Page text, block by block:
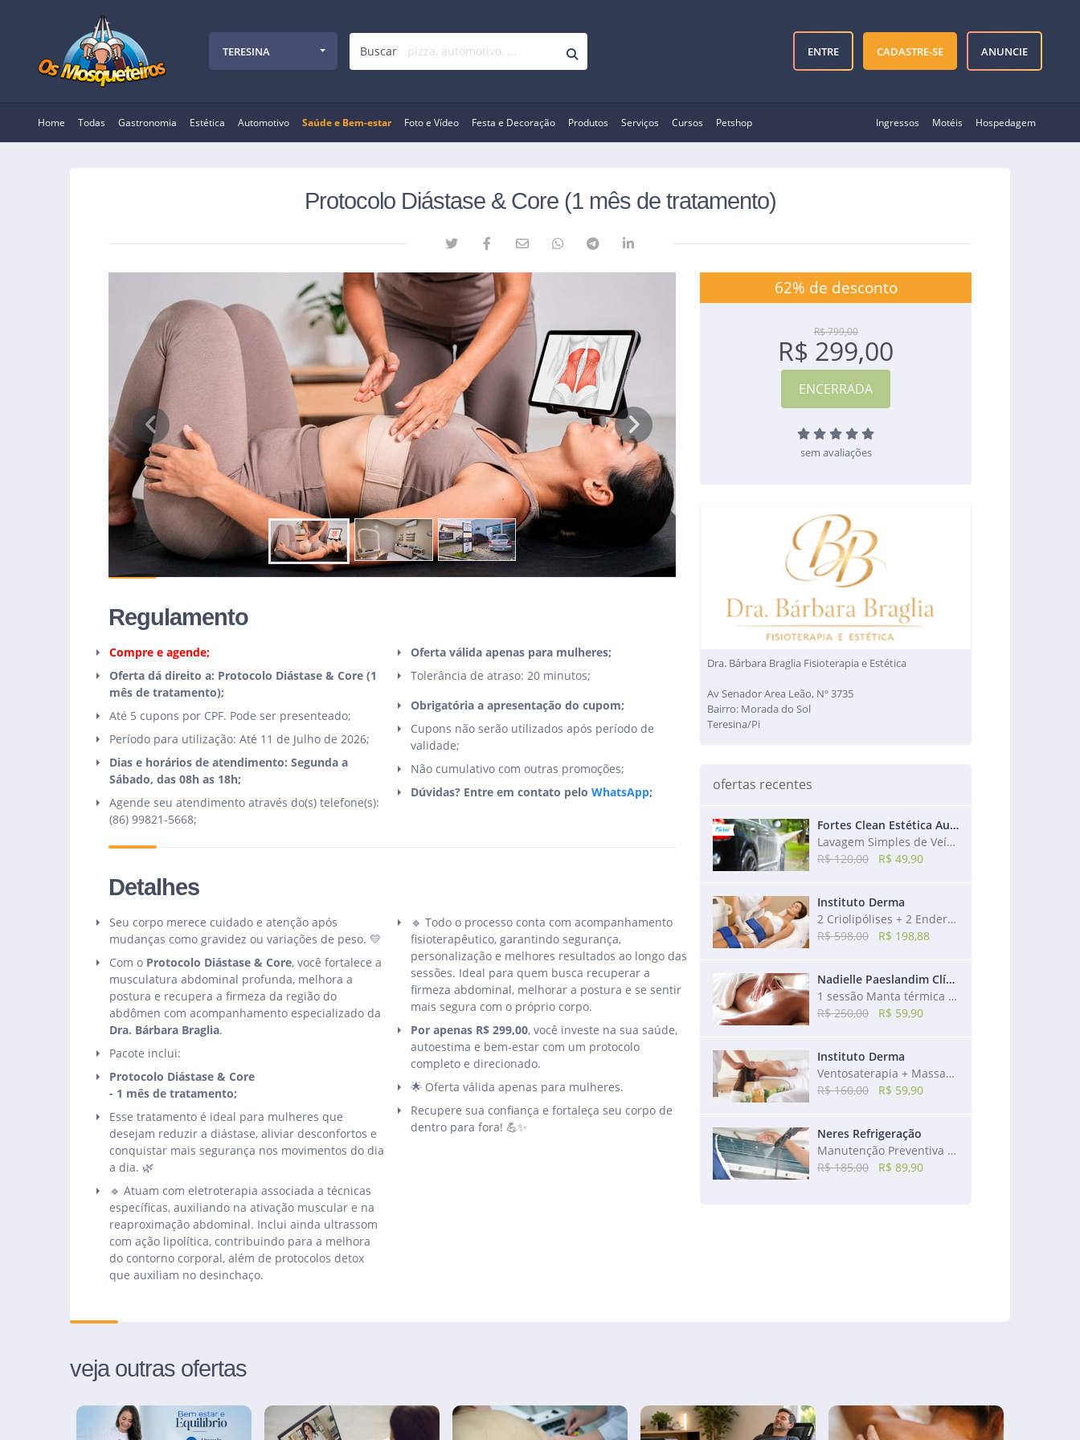
TERESINA Buscar ENTRE CADASTRE-SE ANUNCIE
Home Todas Gastronomia Estética Automotivo Saúde e Bem-estar Foto e Vídeo Festa e Decoração Produtos Serviços Cursos Petshop Ingressos Motéis Hospedagem
Protocolo Diástase & Core (1 mês de tratamento)
Previous Next
Regulamento
Compre e agende;
Oferta dá direito a: Protocolo Diástase & Core (1
mês de tratamento);
Até 5 cupons por CPF. Pode ser presenteado;
Período para utilização: Até 11 de Julho de 2026;
Dias e horários de atendimento: Segunda a
Sábado, das 08h as 18h;
Agende seu atendimento através do(s) telefone(s):
(86) 99821-5668;
Oferta válida apenas para mulheres;
Tolerância de atraso: 20 minutos;
Obrigatória a apresentação do cupom;
Cupons não serão utilizados após período de
validade;
Não cumulativo com outras promoções;
Dúvidas? Entre em contato pelo WhatsApp;
Detalhes
Seu corpo merece cuidado e atenção após
mudanças como gravidez ou variações de peso. 💛
Com o Protocolo Diástase & Core, você fortalece a
musculatura abdominal profunda, melhora a
postura e recupera a firmeza da região do
abdômen com acompanhamento especializado da
Dra. Bárbara Braglia.
Pacote inclui:
Protocolo Diástase & Core
- 1 mês de tratamento;
Esse tratamento é ideal para mulheres que
desejam reduzir a diástase, aliviar desconfortos e
conquistar mais segurança nos movimentos do dia
a dia. 🌿
🔹 Atuam com eletroterapia associada a técnicas
específicas, auxiliando na ativação muscular e na
reaproximação abdominal. Inclui ainda ultrassom
com ação lipolítica, contribuindo para a melhora
do contorno corporal, além de protocolos detox
que auxiliam no desinchaço.
🔹 Todo o processo conta com acompanhamento
fisioterapêutico, garantindo segurança,
personalização e melhores resultados ao longo das
sessões. Ideal para quem busca recuperar a
firmeza abdominal, melhorar a postura e se sentir
mais segura com o próprio corpo.
Por apenas R$ 299,00, você investe na sua saúde,
autoestima e bem-estar com um protocolo
completo e direcionado.
🌟 Oferta válida apenas para mulheres.
Recupere sua confiança e fortaleça seu corpo de
dentro para fora! 💪✨
62% de desconto
R$ 799,00
R$ 299,00
sem avaliações
Dra. Bárbara Braglia Fisioterapia e Estética
Av Senador Area Leão, Nº 3735
Bairro: Morada do Sol
Teresina/Pi
ofertas recentes
Fortes Clean Estética Automotiva
Lavagem Simples de Veículo + Aspiração + Higienização dos Bancos + Revitalização
R$ 120,00
R$ 49,90
Instituto Derma
2 Criolipólises + 2 Endermos + 2 Drenagens + 2 Modeladoras + 2 Utrassons
R$ 598,00
R$ 198,88
Nadielle Paeslandim Clínica de Estética
1 sessão Manta térmica + 1 sessão de Massagem redutora + 1 sessão de Drenagem
R$ 250,00
R$ 59,90
Instituto Derma
Ventosaterapia + Massagem Relaxante + Bônus: Massagem Craniana
R$ 160,00
R$ 59,90
Neres Refrigeração
Manutenção Preventiva de ar-condicionado de 7.500 a 24.000 btus
R$ 185,00
R$ 89,90
veja outras ofertas